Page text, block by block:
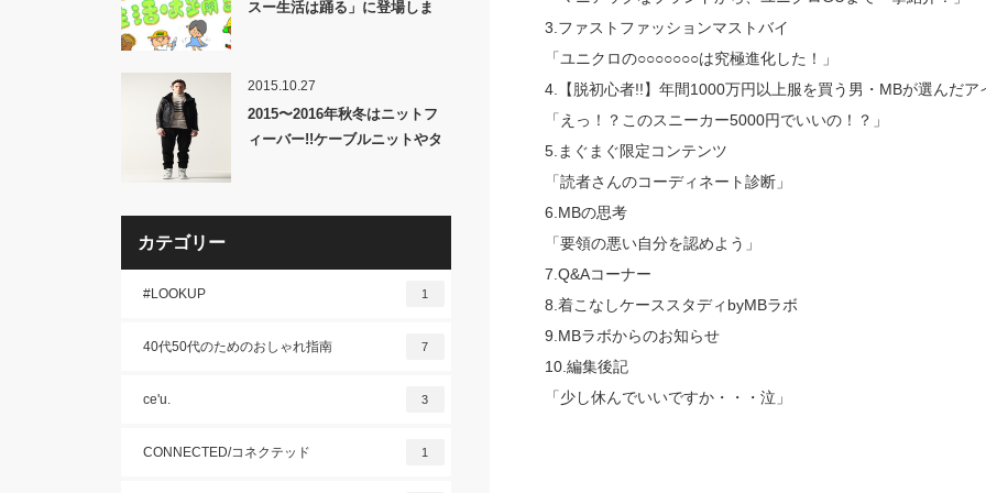
3.ファストファッションマストバイ
「ユニクロの○○○○○○○は究極進化した！」
4.【脱初心者!!】年間1000万円以上服を買う男・MBが選んだア
「えっ！？このスニーカー5000円でいいの！？」
5.まぐまぐ限定コンテンツ
「読者さんのコーディネート診断」
6.MBの思考
「要領の悪い自分を認めよう」
7.Q&Aコーナー
8.着こなしケーススタディbyMBラボ
9.MBラボからのお知らせ
10.編集後記
「少し休んでいいですか・・・泣」
スー生活は踊る」に登場しま
2015.10.27
2015〜2016年秋冬はニットフ
ィーバー!!ケーブルニットやタ
カテゴリー
#LOOKUP 1
40代50代のためのおしゃれ指南 7
ce'u. 3
CONNECTED/コネクテッド 1